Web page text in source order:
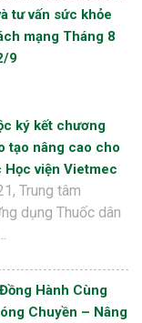
tư vấn sức khỏe
mạng Tháng 8
9
ký kết chương
tạo nâng cao cho
Học viện Vietmec
Trung tâm
dụng Thuốc dân
Hành Cùng
Chuyền – Nâng